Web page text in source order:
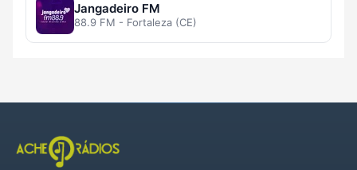
Jangadeiro FM
88.9 FM - Fortaleza (CE)